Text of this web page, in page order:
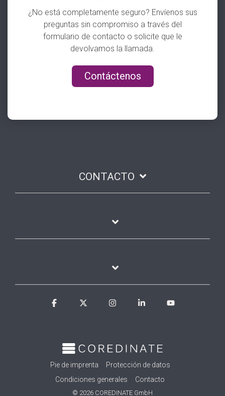
¿No está completamente seguro? Envíenos sus
preguntas sin compromiso a través del
formulario de contacto o solicite que le
devolvamos la llamada.
Contáctenos
CONTACTO
Pie de imprenta
Protección de datos
Condiciones generales
Contacto
© 2026 COREDINATE GmbH
Facebook InstagramLinkedin